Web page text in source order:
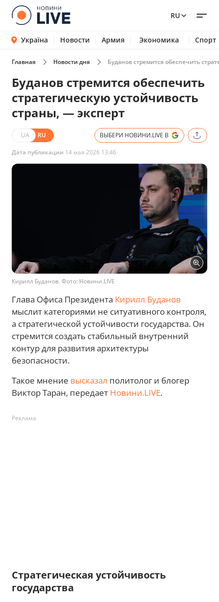
RU
Україна Новости Армия Экономика Спорт
Главная Новости дня Буданов стремится обеспечить
Буданов стремится обеспечить
стратегическую устойчивость
страны, — эксперт
UA RU ВЫБЕРИ НОВИНИ.LIVE В
Дата публикации 14 мая 2026 13:46
Кирилл Буданов. Фото: Новини.LIVE
Глава Офиса Президента Кирилл Буданов
мыслит категориями не ситуативного контроля,
а стратегической устойчивости государства. Он
стремится создать стабильный внутренний
контур для развития архитектуры
безопасности.
Такое мнение высказал политолог и блогер
Виктор Таран, передает Новини.LIVE.
Реклама
Стратегическая устойчивость
государства